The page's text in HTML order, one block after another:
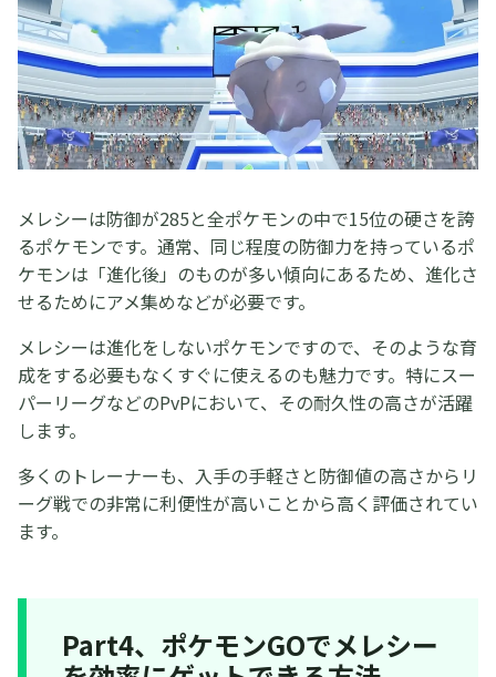
メレシーは防御が285と全ポケモンの中で15位の硬さを誇
るポケモンです。通常、同じ程度の防御力を持っているポ
ケモンは「進化後」のものが多い傾向にあるため、進化さ
せるためにアメ集めなどが必要です。
メレシーは進化をしないポケモンですので、そのような育
成をする必要もなくすぐに使えるのも魅力です。特にスー
パーリーグなどのPvPにおいて、その耐久性の高さが活躍
します。
多くのトレーナーも、入手の手軽さと防御値の高さからリ
ーグ戦での非常に利便性が高いことから高く評価されてい
ます。
Part4、ポケモンGOでメレシー